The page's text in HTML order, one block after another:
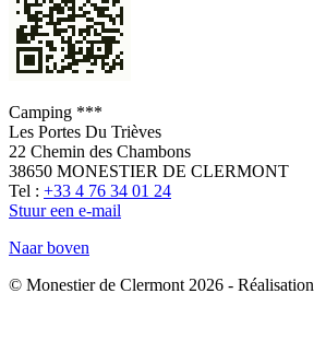
Camping ***
Les Portes Du Trièves
22 Chemin des Chambons
38650 MONESTIER DE CLERMONT
Tel : +33 4 76 34 01 24
Stuur een e-mail
Naar boven
© Monestier de Clermont 2026 - Réalisation